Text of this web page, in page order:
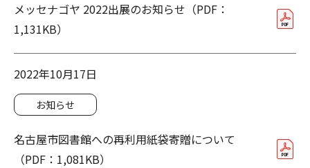
メッセナゴヤ 2022出展のお知らせ（PDF：
1,131KB）
2022年10月17日
お知らせ
名古屋市図書館への再利用紙袋寄贈について
（PDF：1,081KB）